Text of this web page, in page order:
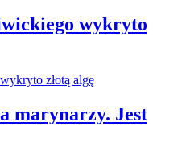
wykryto
marynarzy. Jest